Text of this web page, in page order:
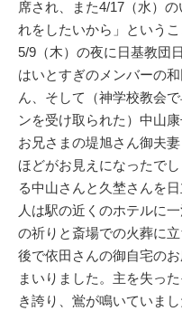
席され、また4/17（水）
れをしたいから」という
5/9（木）の夜に日基教団
はいとすぎのメンバーの
ん、そして（神学校教会
ンを受け取られた）中山
お兄さまの堤旭さん御夫
ほどがお見えになったで
る中山さんと久埜さんを
人は駅の近くのホテルに
の祈りと斎場での火葬に
後で依田さんの御自宅の
まいりました。主を失っ
き誇り、鴬が鳴いていまし